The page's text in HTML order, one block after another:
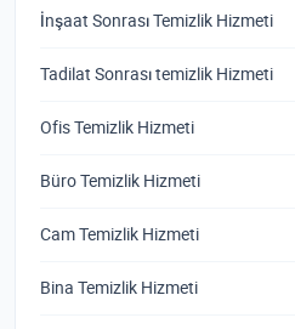
İnşaat Sonrası Temizlik Hizmeti
Tadilat Sonrası temizlik Hizmeti
Ofis Temizlik Hizmeti
Büro Temizlik Hizmeti
Cam Temizlik Hizmeti
Bina Temizlik Hizmeti